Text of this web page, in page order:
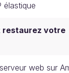
élastique
restaurez votre
web sur